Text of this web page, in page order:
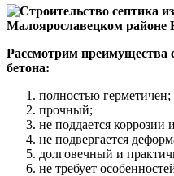
Рассмотрим преимущества
бетона:
полностью герметичен;
прочный;
не поддается коррозии
не подвергается
долговечный и
не требует